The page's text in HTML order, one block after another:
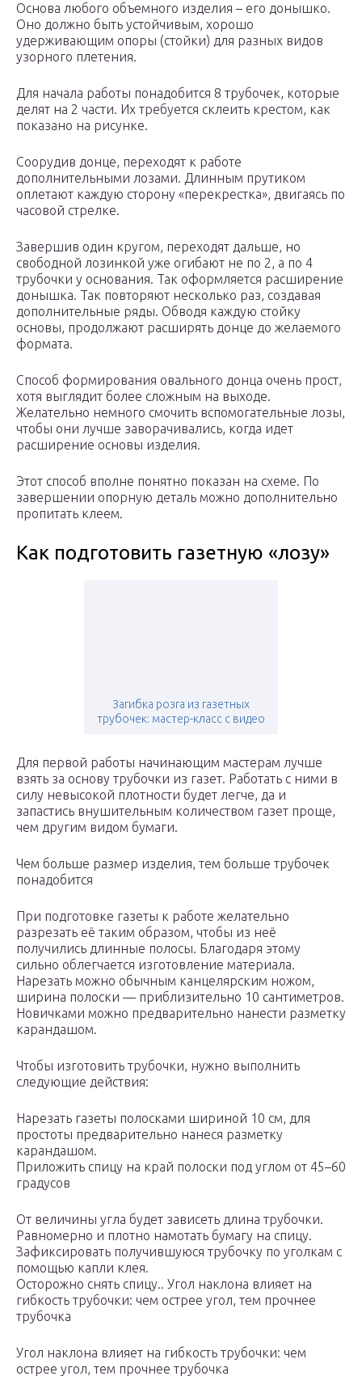
Основа любого объемного изделия – его донышко.
Оно должно быть устойчивым, хорошо
удерживающим опоры (стойки) для разных видов
узорного плетения.
Для начала работы понадобится 8 трубочек, которые
делят на 2 части. Их требуется склеить крестом, как
показано на рисунке.
Соорудив донце, переходят к работе
дополнительными лозами. Длинным прутиком
оплетают каждую сторону «перекрестка», двигаясь по
часовой стрелке.
Завершив один кругом, переходят дальше, но
свободной лозинкой уже огибают не по 2, а по 4
трубочки у основания. Так оформляется расширение
донышка. Так повторяют несколько раз, создавая
дополнительные ряды. Обводя каждую стойку
основы, продолжают расширять донце до желаемого
формата.
Способ формирования овального донца очень прост,
хотя выглядит более сложным на выходе.
Желательно немного смочить вспомогательные лозы,
чтобы они лучше заворачивались, когда идет
расширение основы изделия.
Этот способ вполне понятно показан на схеме. По
завершении опорную деталь можно дополнительно
пропитать клеем.
Как подготовить газетную «лозу»
Загибка розга из газетных
трубочек: мастер-класс с видео
Для первой работы начинающим мастерам лучше
взять за основу трубочки из газет. Работать с ними в
силу невысокой плотности будет легче, да и
запастись внушительным количеством газет проще,
чем другим видом бумаги.
Чем больше размер изделия, тем больше трубочек
понадобится
При подготовке газеты к работе желательно
разрезать её таким образом, чтобы из неё
получились длинные полосы. Благодаря этому
сильно облегчается изготовление материала.
Нарезать можно обычным канцелярским ножом,
ширина полоски — приблизительно 10 сантиметров.
Новичками можно предварительно нанести разметку
карандашом.
Чтобы изготовить трубочки, нужно выполнить
следующие действия:
Нарезать газеты полосками шириной 10 см, для
простоты предварительно нанеся разметку
карандашом.
Приложить спицу на край полоски под углом от 45–60
градусов
От величины угла будет зависеть длина трубочки.
Равномерно и плотно намотать бумагу на спицу.
Зафиксировать получившуюся трубочку по уголкам с
помощью капли клея.
Осторожно снять спицу.. Угол наклона влияет на
гибкость трубочки: чем острее угол, тем прочнее
трубочка
Угол наклона влияет на гибкость трубочки: чем
острее угол, тем прочнее трубочка